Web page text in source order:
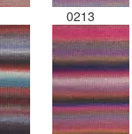
0213